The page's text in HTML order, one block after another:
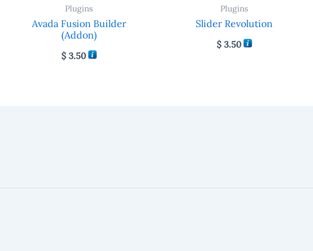
Plugins
Avada Fusion Builder
(Addon)
$3.50
Plugins
Slider Revolution
$3.50